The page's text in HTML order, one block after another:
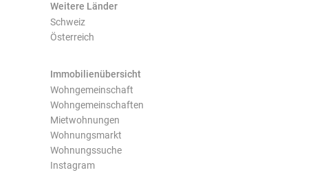
Weitere Länder
Schweiz
Österreich
Immobilienübersicht
Wohngemeinschaft
Wohngemeinschaften
Mietwohnungen
Wohnungsmarkt
Wohnungssuche
Instagram